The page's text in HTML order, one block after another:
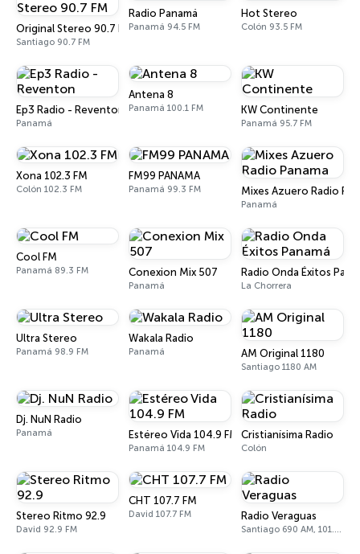
Original Stereo 90.7 FM
Santiago 90.7 FM
Radio Panamá
Panamá 94.5 FM
Hot Stereo
Colón 93.5 FM
Ep3 Radio - Reventon
Panamá
Antena 8
Panamá 100.1 FM KW Continente
Panamá 95.7 FM
Xona 102.3 FM
Colón 102.3 FM
FM99 PANAMA
Panamá 99.3 FM Mixes Azuero Radio
Panamá
Cool FM
Panamá 89.3 FM Conexion Mix 507
Panamá
Radio Onda Éxitos
La Chorrera
Ultra Stereo
Panamá 98.9 FM
Wakala Radio
Panamá AM Original 1180
Santiago 1180 AM
Dj. NuN Radio
Panamá Estéreo Vida 104.9 FM
Panamá 104.9 FM
Cristianísima Radio
Colón
Stereo Ritmo 92.9
David 92.9 FM
CHT 107.7 FM
David 107.7 FM Radio Veraguas
Santiago 690 AM, 101.9 FM